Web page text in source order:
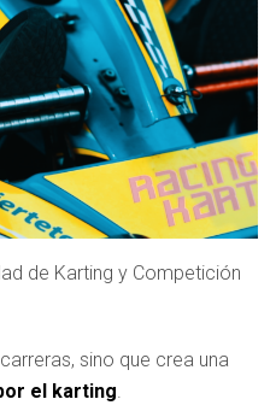
de Karting y Competición
sino que crea una
el karting.